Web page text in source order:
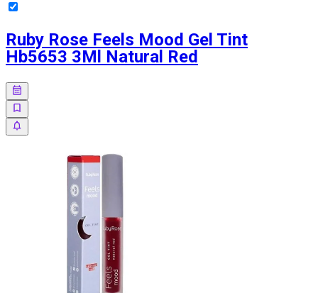
Ruby Rose Feels Mood Gel Tint
Hb5653 3Ml Natural Red